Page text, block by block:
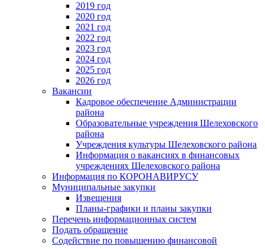
2019 год
2020 год
2021 год
2022 год
2023 год
2024 год
2025 год
2026 год
Вакансии
Кадровое обеспечение Администрации
района
Образовательные учреждения Шелеховского
района
Учреждения культуры Шелеховского района
Информация о вакансиях в финансовых
учреждениях Шелеховского района
Информация по КОРОНАВИРУСУ
Муниципальные закупки
Извещения
Планы-графики и планы закупки
Перечень информационных систем
Подать обращение
Содействие по повышению финансовой